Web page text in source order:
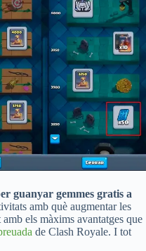
guanyar gemmes gratis a
amb què augmentar les
els màxims avantatges que
de Clash Royale. I tot